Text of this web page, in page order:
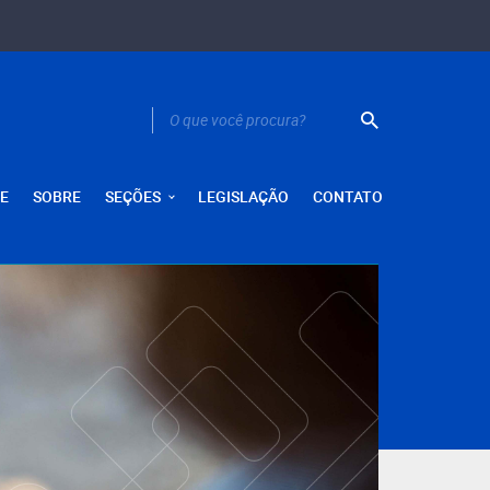
SOBRE SEÇÕES LEGISLAÇÃO CONTATO